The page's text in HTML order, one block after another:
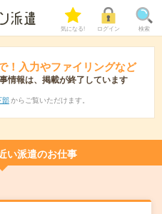
気になる! ログイン 検索
！入力やファイリングなど
情報は、掲載が終了しています
部 からご覧いただけます。
い派遣のお仕事